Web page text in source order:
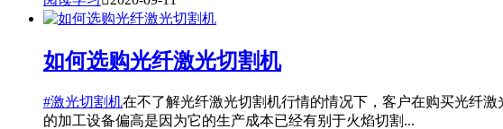
如何选购光纤激光切割机
#激光切割机在不了解光纤激光切割机行情的情况下，客户在购买光纤
的加工设备偏高是因为它的生产成本已经有别于火焰切割...